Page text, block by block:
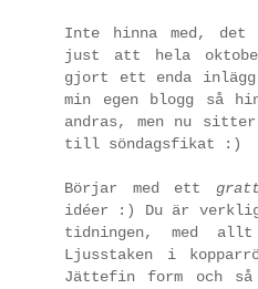
Inte hinna med,
just att hela
gjort ett enda
min egen blogg så
andras, men nu
till söndagsfikat :)
Börjar med ett
idéer :) Du är
tidningen, med
Ljusstaken i
Jättefin form och